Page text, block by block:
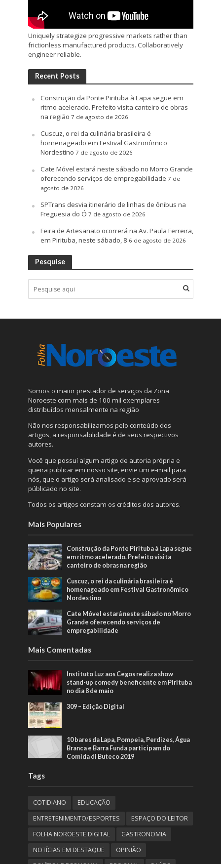
Uniquely strategize progressive markets rather than
frictionless manufactured products. Collaboratively
engineer reliable.
Recent Posts
Construção da Ponte Pirituba à Lapa segue em
ritmo acelerado. Prefeito visita canteiro de obras
na região 7 de agosto de 2026
Cuscuz, o rei da culinária brasileira é
homenageado em Festival Gastronômico
Nordestino 7 de agosto de 2026
Cate Móvel estará neste sábado no Morro Grande
oferecendo serviços de empregabilidade 7 de
agosto de 2026
SPTrans desvia itinerário de linhas de ônibus na
Freguesia do Ó 7 de agosto de 2026
Feira de Artesanato ocorrerá na Av. Paula Ferreira,
em Pirituba, neste sábado, 8 6 de agosto de 2026
Pesquise
Somos o maior prestador de serviços da Zona
Noroeste com mais de 100 mil exemplares
distribuídos mensalmente na região
Não nos responsabilizamos pelo conteúdo dos
artigos, a responsabilidade é de seus respectivos
autores.
Você que possuí algum artigo de autoria própria e
queira publicar em nosso site, envie um e-mail para
nós, que o artigo será analisado e se aprovado será
públicado no site.
Todos os artigos constam os créditos dos autores.
Mais Populares
Construção da Ponte Pirituba à Lapa segue
em ritmo acelerado. Prefeito visita
canteiro de obras na região
Cuscuz, o rei da culinária brasileira é
homenageado em Festival Gastronômico
Nordestino
Cate Móvel estará neste sábado no Morro
Grande oferecendo serviços de
empregabilidade
Mais Comentadas
Instituto Luz aos Cegos realiza show
stand-up comedy beneficente em Pirituba
no dia 8 de maio
309 – Edição Digital
10 bares da Lapa, Pompeia, Perdizes, Água
Branca e Barra Funda participam do
Comida di Buteco 2019
Tags
COTIDIANO
EDUCAÇÃO
ENTRETENIMENTO/ESPORTES
ESPAÇO DO LEITOR
FOLHA NOROESTE DIGITAL
GASTRONOMIA
NOTÍCIAS EM DESTAQUE
OPINIÃO